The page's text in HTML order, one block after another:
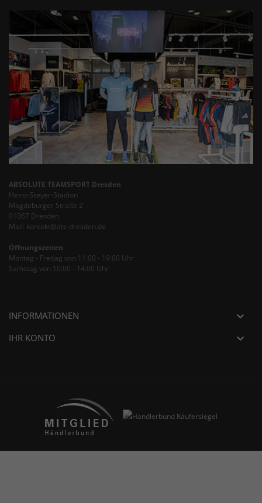
ABSOLUTE TEAMSPORT Dresden
Heinz-Steyer-Stadion
Magdeburger Straße 2
01067 Dresden
Mail: kontakt@ats-dresden.de
Öffnungszeiten
Montag - Freitag von 11:00 - 19:00 Uhr
Samstag von 10:00 - 14:00 Uhr
INFORMATIONEN 
IHR KONTO 